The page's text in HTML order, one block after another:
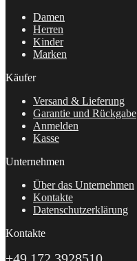
Damen
Herren
Kinder
Marken
Käufer
Versand & Lieferung
Garantie und Rückgabe
Anmelden
Kasse
Unternehmen
Über das Unternehmen
Kontakte
Datenschutzerklärung
Kontakte